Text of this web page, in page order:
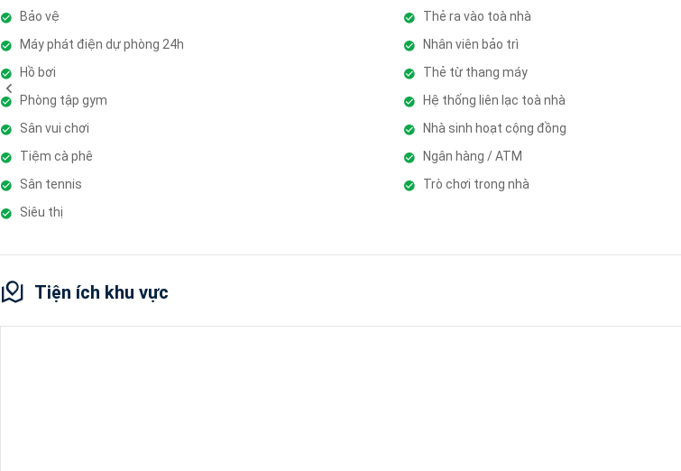
Bảo vệ
Thẻ ra vào toà nhà
Máy phát điện dự phòng 24h
Nhân viên bảo trì
Hồ bơi
Thẻ từ thang máy
Phòng tập gym
Hệ thống liên lạc toà nhà
Sân vui chơi
Nhà sinh hoạt cộng đồng
Tiệm cà phê
Ngân hàng / ATM
Sân tennis
Trò chơi trong nhà
Siêu thị
Tiện ích khu vực